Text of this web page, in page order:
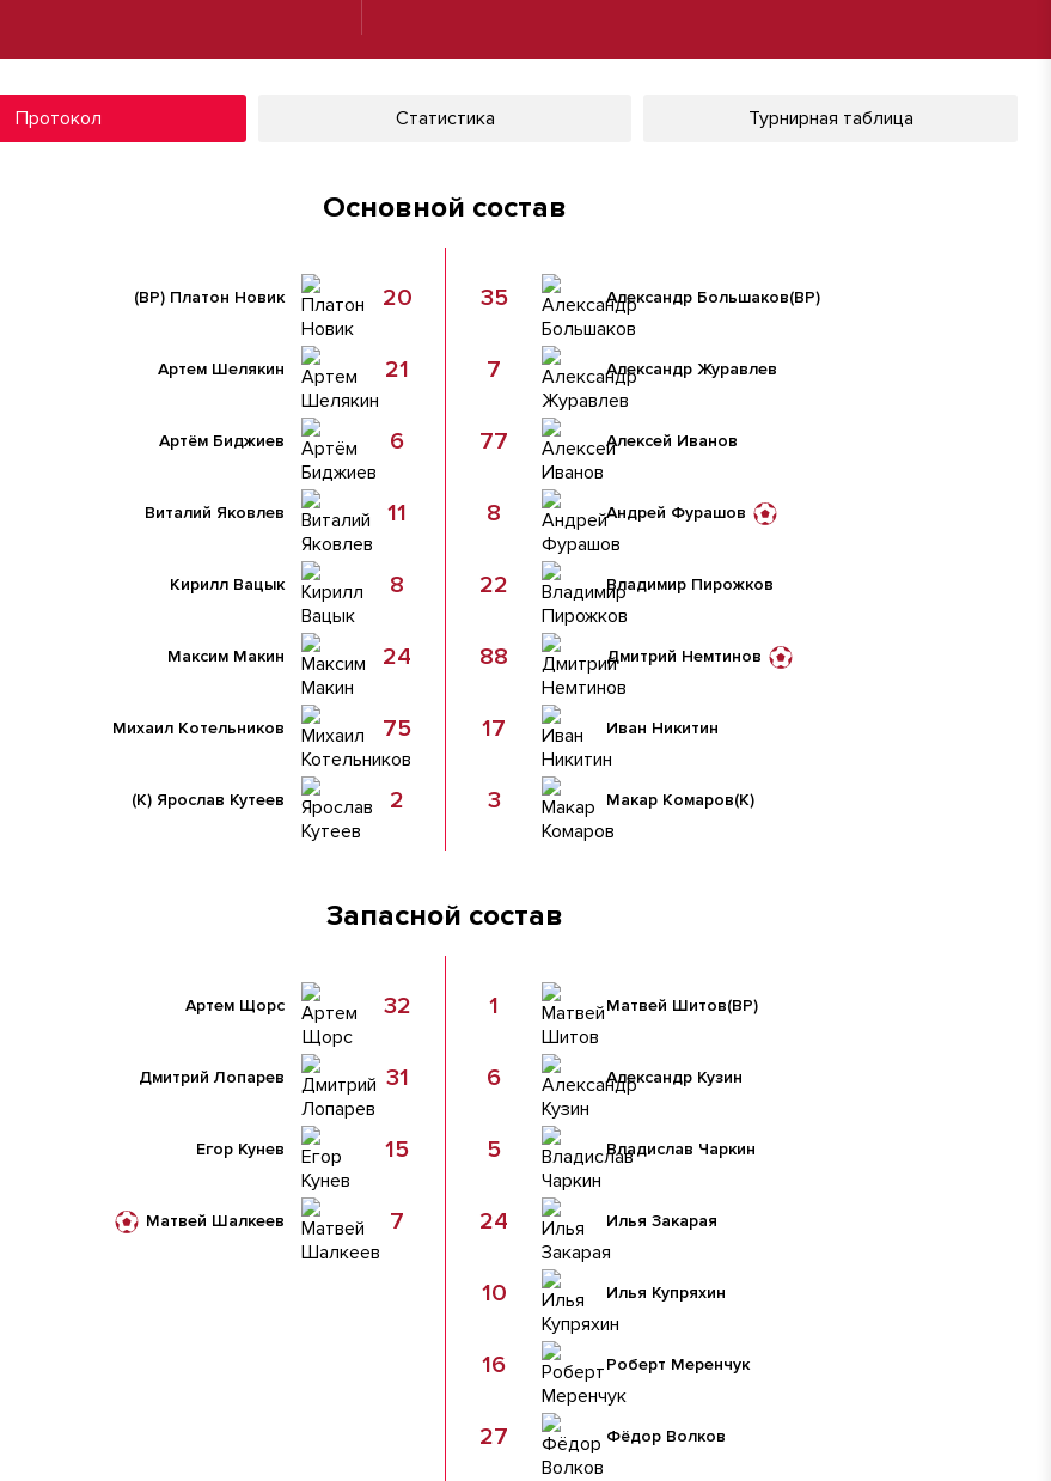
Протокол Статистика Турнирная таблица
Основной состав
Платон Новик
(ВР) 20
Артем Шелякин 21
Артём Биджиев 6
Виталий Яковлев 11
Кирилл Вацык 8
Максим Макин 24
Михаил Котельников 75
Ярослав Кутеев
(К) 2
Александр Большаков(ВР)
35
Александр Журавлев
7
Алексей Иванов
77
Андрей Фурашов
8
Владимир Пирожков
22
Дмитрий Немтинов
88
Иван Никитин
17
Макар Комаров(К)
3
Запасной состав
Артем Щорс 32
Дмитрий Лопарев 31
Егор Кунев 15
Матвей Шалкеев 7
Матвей Шитов(ВР)
1
Александр Кузин
6
Владислав Чаркин
5
Илья Закарая
24
Илья Купряхин
10
Роберт Меренчук
16
Фёдор Волков
27